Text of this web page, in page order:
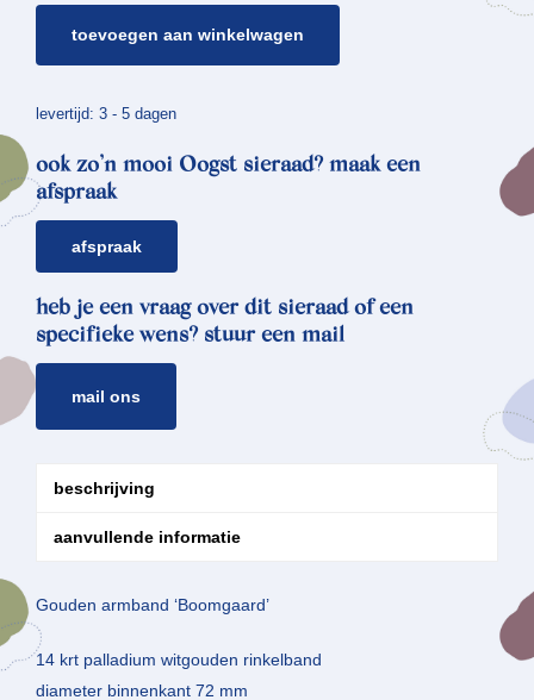
boomgaard
toevoegen aan winkelwagen
levertijd: 3 - 5 dagen
ook zo’n mooi Oogst sieraad? maak een
afspraak
afspraak
heb je een vraag over dit sieraad of een
specifieke wens? stuur een mail
mail ons
beschrijving
aanvullende informatie
Gouden armband ‘Boomgaard’
14 krt palladium witgouden rinkelband
diameter binnenkant 72 mm